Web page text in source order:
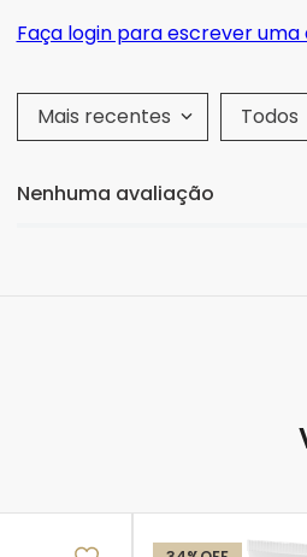
Faça login para escrever uma
Mais recentes Todos
Nenhuma avaliação